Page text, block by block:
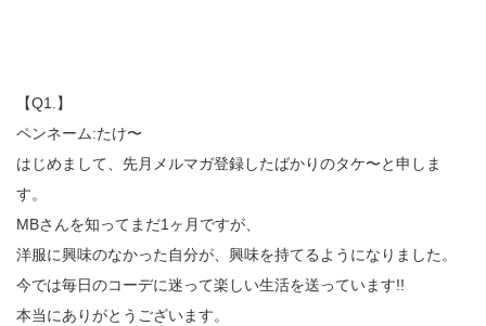
【Q1.】
ペンネーム:たけ〜
はじめまして、先月メルマガ登録したばかりのタケ〜と申しま
す。
MBさんを知ってまだ1ヶ月ですが、
洋服に興味のなかった自分が、興味を持てるようになりました。
今では毎日のコーデに迷って楽しい生活を送っています!!
本当にありがとうございます。